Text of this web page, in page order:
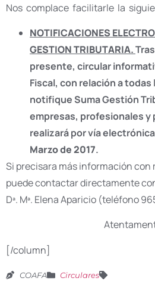
Nos complace facilitarle la
NOTIFICACIONES
GESTION TRIBUTARIA.
presente, circular
Fiscal, con relación a
notifique Suma Gestión
empresas, profesionales y
realizará por vía
Marzo de 2017.
Si precisara más información con
puede contactar directamente
Dª. Mª. Elena Aparicio (teléfono
[/column]
COAFA Circulares